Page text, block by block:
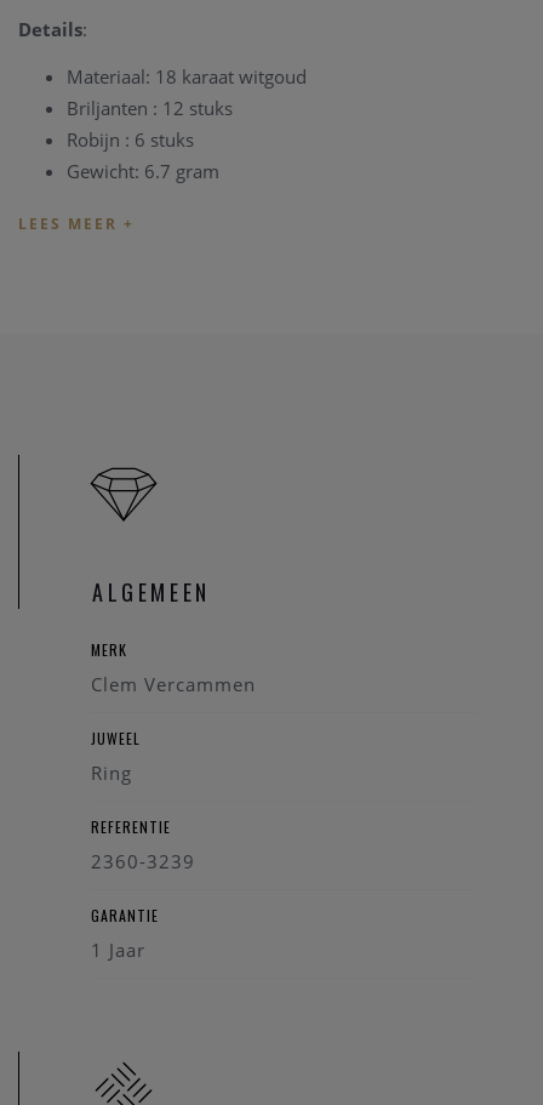
Details:
Materiaal: 18 karaat witgoud
Briljanten : 12 stuks
Robijn : 6 stuks
Gewicht: 6.7 gram
€95)
is.
Heeft u vragen over deze ring of over andere juwelen uit
Referentie: 2360/3239
ALGEMEEN
MERK
Clem Vercammen
JUWEEL
Ring
REFERENTIE
2360-3239
GARANTIE
1 Jaar